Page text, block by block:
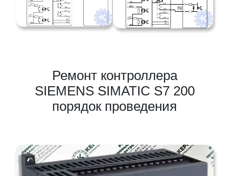
Ремонт контроллера
SIEMENS SIMATIC S7 200
порядок проведения